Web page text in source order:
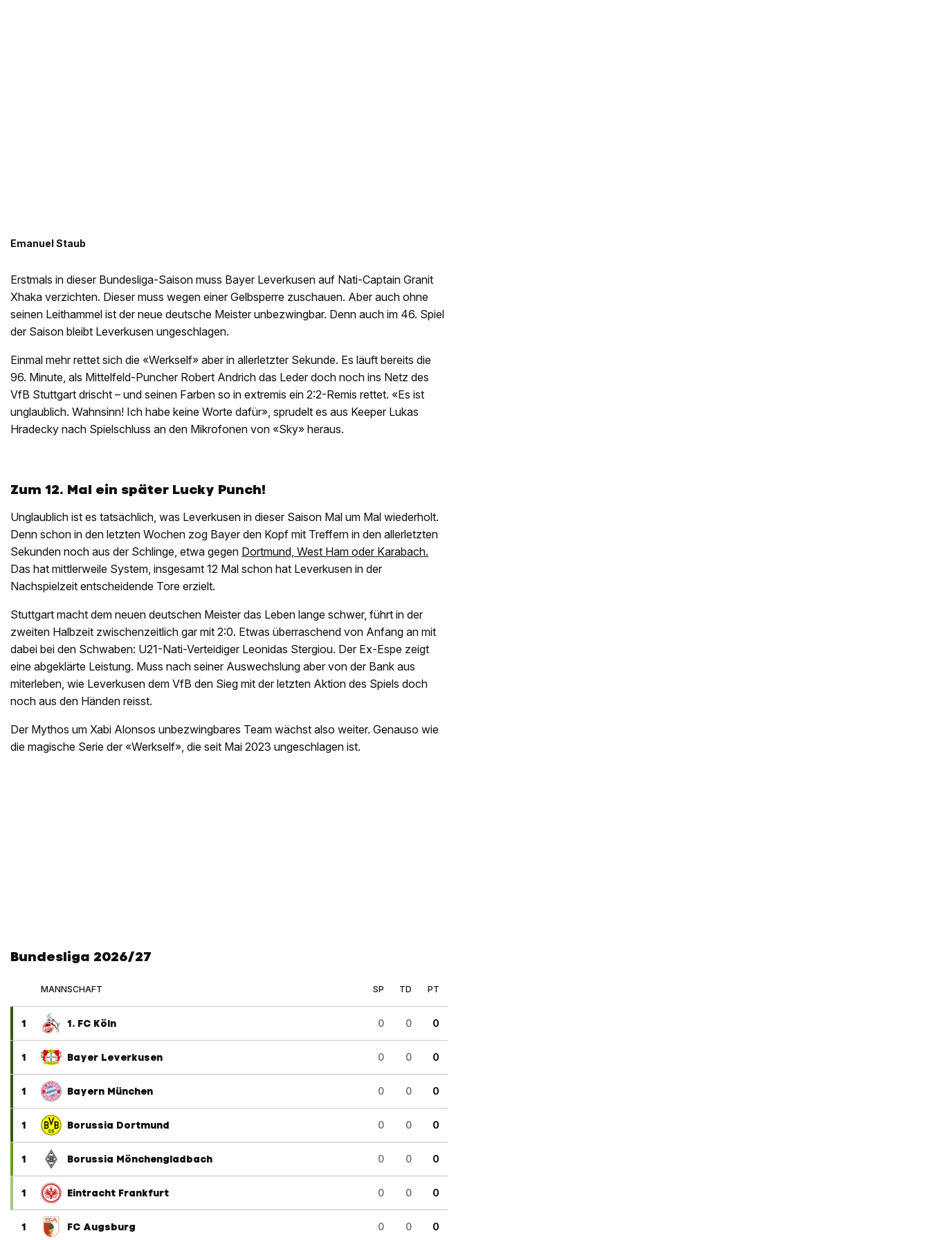
Emanuel Staub
Erstmals in dieser Bundesliga-Saison muss Bayer Leverkusen auf Nati-Captain Granit
Xhaka verzichten. Dieser muss wegen einer Gelbsperre zuschauen. Aber auch ohne
seinen Leithammel ist der neue deutsche Meister unbezwingbar. Denn auch im 46. Spiel
der Saison bleibt Leverkusen ungeschlagen.
Einmal mehr rettet sich die «Werkself» aber in allerletzter Sekunde. Es läuft bereits die
96. Minute, als Mittelfeld-Puncher Robert Andrich das Leder doch noch ins Netz des
VfB Stuttgart drischt – und seinen Farben so in extremis ein 2:2-Remis rettet. «Es ist
unglaublich. Wahnsinn! Ich habe keine Worte dafür», sprudelt es aus Keeper Lukas
Hradecky nach Spielschluss an den Mikrofonen von «Sky» heraus.
Zum 12. Mal ein später Lucky Punch!
Unglaublich ist es tatsächlich, was Leverkusen in dieser Saison Mal um Mal wiederholt.
Denn schon in den letzten Wochen zog Bayer den Kopf mit Treffern in den allerletzten
Sekunden noch aus der Schlinge, etwa gegen Dortmund, West Ham oder Karabach.
Das hat mittlerweile System, insgesamt 12 Mal schon hat Leverkusen in der
Nachspielzeit entscheidende Tore erzielt.
Stuttgart macht dem neuen deutschen Meister das Leben lange schwer, führt in der
zweiten Halbzeit zwischenzeitlich gar mit 2:0. Etwas überraschend von Anfang an mit
dabei bei den Schwaben: U21-Nati-Verteidiger Leonidas Stergiou. Der Ex-Espe zeigt
eine abgeklärte Leistung. Muss nach seiner Auswechslung aber von der Bank aus
miterleben, wie Leverkusen dem VfB den Sieg mit der letzten Aktion des Spiels doch
noch aus den Händen reisst.
Der Mythos um Xabi Alonsos unbezwingbares Team wächst also weiter. Genauso wie
die magische Serie der «Werkself», die seit Mai 2023 ungeschlagen ist.
Bundesliga 2026/27
MANNSCHAFT SP TD PT
1 1. FC Köln 0 0 0
1 Bayer Leverkusen 0 0 0
1 Bayern München 0 0 0
1 Borussia Dortmund 0 0 0
1 Borussia Mönchengladbach 0 0 0
1 Eintracht Frankfurt 0 0 0
1 FC Augsburg 0 0 0